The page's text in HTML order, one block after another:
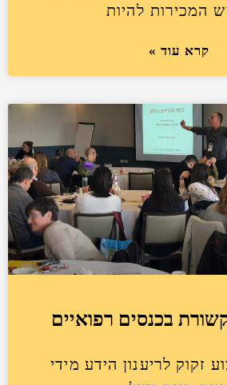
המכירות להיות
קרא עוד »
בכנסים רפואיים
זקוק לריענון הידע מידי